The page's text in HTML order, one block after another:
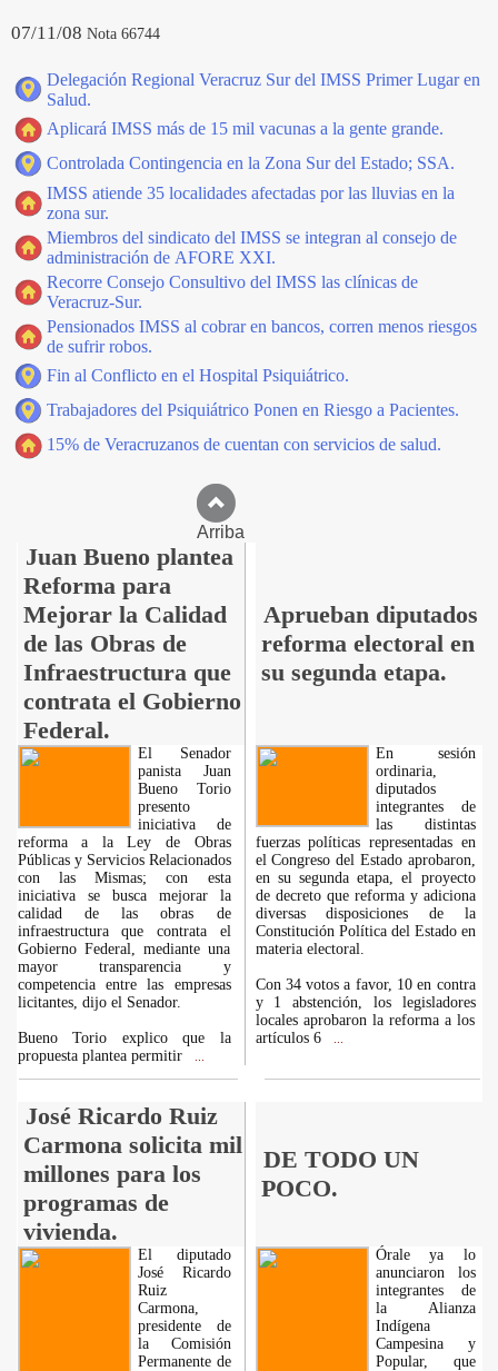
07/11/08 Nota 66744
Delegación Regional Veracruz Sur del IMSS Primer Lugar en
Salud.
Aplicará IMSS más de 15 mil vacunas a la gente grande.
Controlada Contingencia en la Zona Sur del Estado; SSA.
IMSS atiende 35 localidades afectadas por las lluvias en la
zona sur.
Miembros del sindicato del IMSS se integran al consejo de
administración de AFORE XXI.
Recorre Consejo Consultivo del IMSS las clínicas de
Veracruz-Sur.
Pensionados IMSS al cobrar en bancos, corren menos riesgos
de sufrir robos.
Fin al Conflicto en el Hospital Psiquiátrico.
Trabajadores del Psiquiátrico Ponen en Riesgo a Pacientes.
15% de Veracruzanos de cuentan con servicios de salud.
Arriba
Juan Bueno plantea
Reforma para
Mejorar la Calidad
de las Obras de
Infraestructura que
contrata el Gobierno
Federal.
Aprueban diputados
reforma electoral en
su segunda etapa.
El Senador
panista Juan
Bueno Torio
presento
iniciativa de
reforma a la Ley de Obras
Públicas y Servicios Relacionados
con las Mismas; con esta
iniciativa se busca mejorar la
calidad de las obras de
infraestructura que contrata el
Gobierno Federal, mediante una
mayor transparencia y
competencia entre las empresas
licitantes, dijo el Senador.
Bueno Torio explico que la
propuesta plantea permitir
En sesión
ordinaria,
diputados
integrantes de
las distintas
fuerzas políticas representadas en
el Congreso del Estado aprobaron,
en su segunda etapa, el proyecto
de decreto que reforma y adiciona
diversas disposiciones de la
Constitución Política del Estado en
materia electoral.
Con 34 votos a favor, 10 en contra
y 1 abstención, los legisladores
locales aprobaron la reforma a los
artículos 6
José Ricardo Ruiz
Carmona solicita mil
millones para los
programas de
vivienda.
DE TODO UN
POCO.
El diputado
José Ricardo
Ruiz
Carmona,
presidente de
la Comisión
Permanente de
Órale ya lo
anunciaron los
integrantes de
la Alianza
Indígena
Campesina y
Popular, que